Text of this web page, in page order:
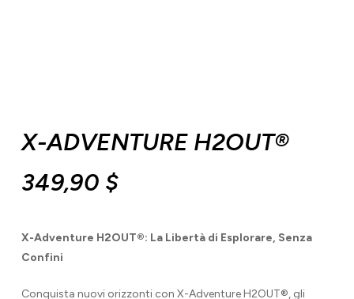
X-ADVENTURE H2OUT®
349,90 $
X-Adventure H2OUT®: La Libertà di Esplorare, Senza
Confini
Conquista nuovi orizzonti con X-Adventure H2OUT®, gli